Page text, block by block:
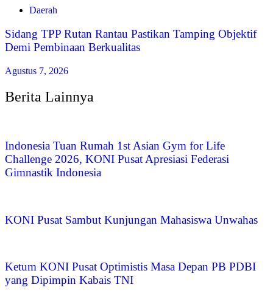
Daerah
Sidang TPP Rutan Rantau Pastikan Tamping Objektif
Demi Pembinaan Berkualitas
Agustus 7, 2026
Berita Lainnya
Indonesia Tuan Rumah 1st Asian Gym for Life
Challenge 2026, KONI Pusat Apresiasi Federasi
Gimnastik Indonesia
KONI Pusat Sambut Kunjungan Mahasiswa Unwahas
Ketum KONI Pusat Optimistis Masa Depan PB PDBI
yang Dipimpin Kabais TNI